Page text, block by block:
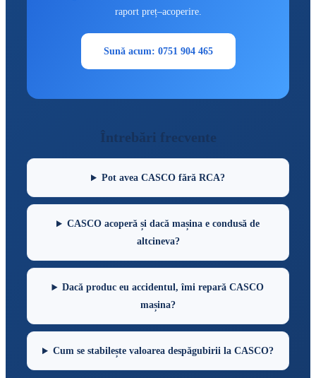
raport preț–acoperire.
Sună acum: 0751 904 465
Întrebări frecvente
Pot avea CASCO fără RCA?
CASCO acoperă și dacă mașina e condusă de
altcineva?
Dacă produc eu accidentul, îmi repară CASCO
mașina?
Cum se stabilește valoarea despăgubirii la CASCO?